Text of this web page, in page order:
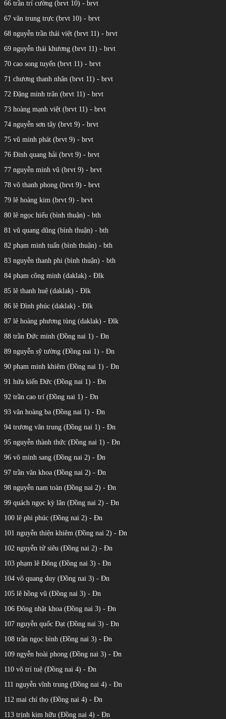
66 trần trí cường (brvt 10) - brvt
67 văn trung trực (brvt 10) - brvt
68 nguyễn trần thái việt (brvt 11) - brvt
69 nguyễn thái khương (brvt 11) - brvt
70 cao song tuyến (brvt 11) - brvt
71 chương thanh nhân (brvt 11) - brvt
72 Đặng minh trân (brvt 11) - brvt
73 hoàng mạnh việt (brvt 11) - brvt
74 nguyễn sơn tây (brvt 9) - brvt
75 vũ minh phát (brvt 9) - brvt
76 Đinh quang hải (brvt 9) - brvt
77 nguyễn minh vũ (brvt 9) - brvt
78 võ thanh phong (brvt 9) - brvt
79 lê hoàng kim (brvt 9) - brvt
80 lê ngọc hiếu (bình thuận) - bth
81 vũ quang dũng (bình thuận) - bth
82 phạm minh tuấn (bình thuận) - bth
83 nguyễn thanh phi (bình thuận) - bth
84 phạm công minh (daklak) - Đlk
85 lê thanh huệ (daklak) - Đlk
86 lê Đình phúc (daklak) - Đlk
87 lê hoàng phương tùng (daklak) - Đlk
88 trần Đức minh (Đồng nai 1) - Đn
89 nguyễn sỹ tường (Đồng nai 1) - Đn
90 phạm minh khiêm (Đồng nai 1) - Đn
91 hứa kiến Đức (Đồng nai 1) - Đn
92 trần cao trí (Đồng nai 1) - Đn
93 văn hoàng ba (Đồng nai 1) - Đn
94 trương văn trung (Đồng nai 1) - Đn
95 nguyễn thành thức (Đồng nai 1) - Đn
96 võ minh sang (Đồng nai 2) - Đn
97 trần văn khoa (Đồng nai 2) - Đn
98 nguyễn nam toàn (Đồng nai 2) - Đn
99 quách ngọc kỳ lân (Đồng nai 2) - Đn
100 lê phi phúc (Đồng nai 2) - Đn
101 nguyễn thiện khiêm (Đồng nai 2) - Đn
102 nguyễn tử siêu (Đồng nai 2) - Đn
103 phạm lê Đông (Đồng nai 3) - Đn
104 võ quang duy (Đồng nai 3) - Đn
105 lê hồng vũ (Đồng nai 3) - Đn
106 Đông nhật khoa (Đồng nai 3) - Đn
107 nguyễn quốc Đạt (Đồng nai 3) - Đn
108 trần ngọc bình (Đồng nai 3) - Đn
109 ngyễn hoài phong (Đồng nai 3) - Đn
110 võ trí tuệ (Đồng nai 4) - Đn
111 nguyễn vĩnh trung (Đồng nai 4) - Đn
112 mai chí thọ (Đồng nai 4) - Đn
113 trịnh kim hữu (Đồng nai 4) - Đn